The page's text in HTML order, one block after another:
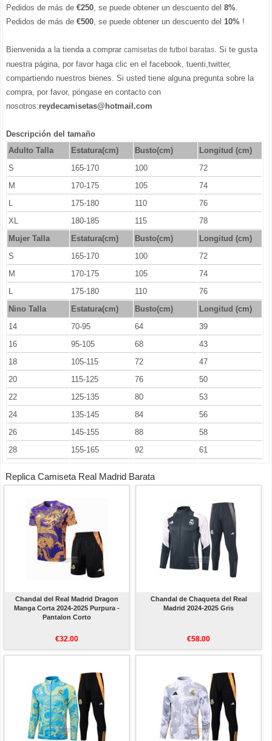
Pedidos de más de €250, se puede obtener un descuento del 8%.
Pedidos de más de €500, se puede obtener un descuento del 10% !
Bienvenida a la tienda a comprar camisetas de futbol baratas. Si te gusta
nuestra página, por favor haga clic en el facebook, tuenti,twitter,
compartiendo nuestros bienes. Si usted tiene alguna pregunta sobre la
compra, por favor, póngase en contacto con
nosotros:reydecamisetas@hotmail.com
Descripción del tamaño
Adulto Talla
Estatura(cm) Busto(cm)
Longitud (cm)
S
165-170 100
72
M
170-175 105
74
L
175-180 110
76
XL
180-185 115
78
Mujer Talla
Estatura(cm) Busto(cm)
Longitud (cm)
S
165-170 100
72
M
170-175 105
74
L
175-180 110
76
Nino Talla
Estatura(cm) Busto(cm)
Longitud (cm)
14
70-95 64
39
16
95-105 68
43
18
105-115 72
47
20
115-125 76
50
22
125-135 80
53
24
135-145 84
56
26
145-155 88
58
28
155-165 92 61
Replica Camiseta Real Madrid Barata
Chandal del Real Madrid Dragon
Manga Corta 2024-2025 Purpura -
Pantalon Corto
€32.00
Chandal de Chaqueta del Real
Madrid 2024-2025 Gris
€58.00